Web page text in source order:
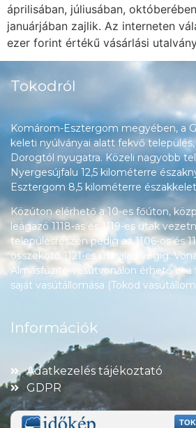
áprilisában, júliusában,
januárjában zajlik. Az interneten
ezer forint értékű vásárlási
Tokodról
Komárom-Esztergom megyében, a
keleti nyúlványai alatt fekvő
Dorogtól nyugatra. Közeli nagyobb
Nyergesújfalu 12,5 kilométerre
Esztergom 8,5 kilométerre
Közúton elérhető a 10-es főúton,
leágazó 1118-as és 1119-es utak
településrészén pedig az 1106-os és
összekötő 1121-es út halad végig.
Almásfüzitő-vasútvonalon érhető el a
saját vasútállomása (Tokod
Információk
Adatkezelés tájékoztató
GDPR